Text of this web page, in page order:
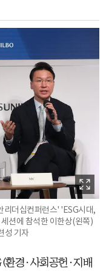
리더십컨퍼런스' 'ESG시대,
션에 참석한 이한상(왼쪽)
성 기자
환경·사회공헌·지배